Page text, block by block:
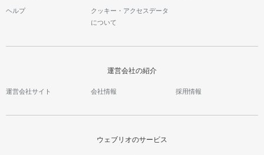
ヘルプ
クッキー・アクセスデータ
について
運営会社の紹介
運営会社サイト 会社情報 採用情報
ウェブリオのサービス